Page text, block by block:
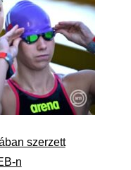
szerzett
n